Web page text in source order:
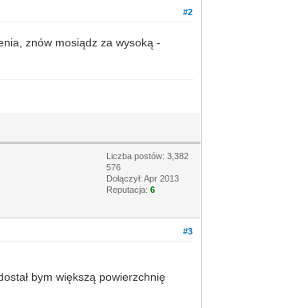
#2
znów mosiądz za wysoką -
Liczba postów: 3,382
576
Dołączył: Apr 2013
Reputacja:6
#3
bym większą powierzchnię